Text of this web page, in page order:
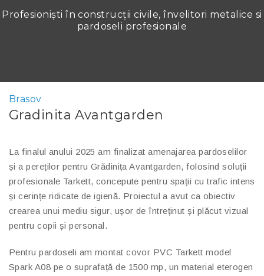
Profesioniști în construcții civile, învelitori metalice si
pardoseli profesionale
Brasov
Gradinita Avantgarden
La finalul anului 2025 am finalizat amenajarea pardoselilor
și a pereților pentru Grădinița Avantgarden, folosind soluții
profesionale Tarkett, concepute pentru spații cu trafic intens
și cerințe ridicate de igienă. Proiectul a avut ca obiectiv
crearea unui mediu sigur, ușor de întreținut și plăcut vizual
pentru copii și personal.
Pentru pardoseli am montat covor PVC Tarkett model
Spark A08 pe o suprafață de 1500 mp, un material eterogen